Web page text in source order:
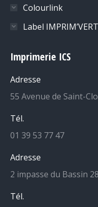
Colourlink
Label IMPRIM’VERT
Imprimerie ICS
Adresse
55 Avenue de Saint-
Tél.
01 39 53 77 47
Adresse
2 impasse du Bassin
Tél.